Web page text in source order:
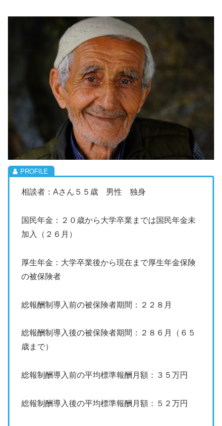
相談者：Aさん５５歳 男性 独身
国民年金：２０歳から大学卒業までは国民年金未
加入（２６月）
厚生年金：大学卒業後から現在まで厚生年金保険
の被保険者
総報酬制導入前の被保険者期間：２２８月
総報酬制導入後の被保険者期間：２８６月（６５
歳まで）
総報制酬導入前の平均標準報酬月額：３５万円
総報制酬導入後の平均標準報酬月額：５２万円